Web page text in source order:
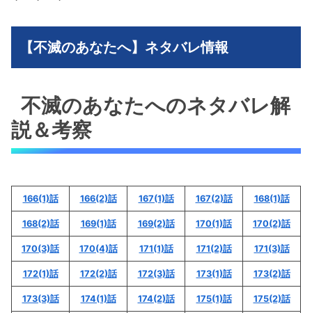
【不滅のあなたへ】ネタバレ情報
不滅のあなたへのネタバレ解
説＆考察
166(1)話 166(2)話 167(1)話 167(2)話 168(1)話
168(2)話 169(1)話 169(2)話 170(1)話 170(2)話
170(3)話 170(4)話 171(1)話 171(2)話 171(3)話
172(1)話 172(2)話 172(3)話 173(1)話 173(2)話
173(3)話 174(1)話 174(2)話 175(1)話 175(2)話